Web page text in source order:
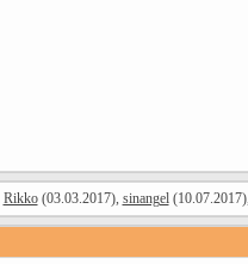
Rikko(03.03.2017), sinangel(10.07.2017),